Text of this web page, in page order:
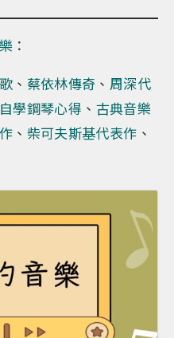
：
、 蔡依林傳奇 、 周深代
自學鋼琴心得 、 古典音樂
、 柴可夫斯基代表作 、